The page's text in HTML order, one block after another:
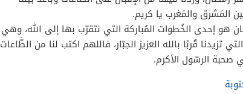
المَشرق والمَغرب يا كريم.
هو إحدى الخُطوات المُباركة التي نتقرّب بها إلى الله، وهي
تزيدنا قُربًا بالله العزيز الجبّار، فاللهم اكتب لنا من الطَّاعات
صحبة الرسّول الأكرم.